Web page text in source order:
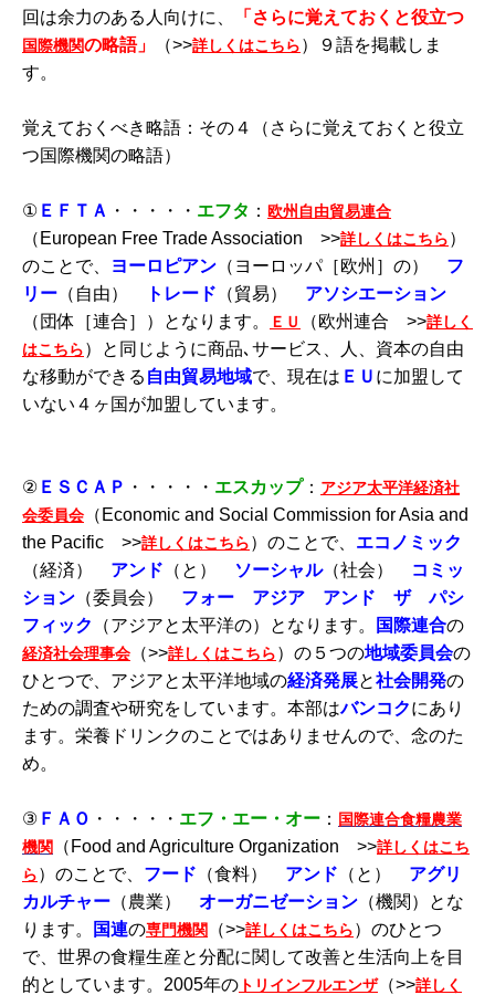
回は余力のある人向けに、
「さらに覚えておくと役立つ
国際機関の略語」 （>>詳しくはこちら）９語を掲載しま
す。
覚えておくべき略語：その４（さらに覚えておくと役立
つ国際機関の略語）
① ＥＦＴＡ ・・・・・ エフタ ： 欧州自由貿易連合
（European Free Trade Association >>詳しくはこちら）
のことで、
ヨーロピアン （ヨーロッパ［欧州］の） フ
リー （自由） トレード （貿易） アソシエーション
（団体［連合］）となります。
ＥＵ （欧州連合 >>詳しく
はこちら）と同じように商品､サービス、人、資本の自由
な移動ができる 自由貿易地域で、現在は ＥＵ に加盟して
いない４ヶ国が加盟しています。
② ＥＳＣＡＰ ・・・・・ エスカップ： アジア太平洋経済社
会委員会 （Economic and Social Commission for Asia and
the Pacific >>詳しくはこちら）のことで、 エコノミック
（経済） アンド （と） ソーシャル（社会）
コミッ
ション （委員会） フォー アジア アンド ザ パシ
フィック
（アジアと太平洋の）となります。 国際連合の
経済社会理事会 （>>詳しくはこちら）の５つの地域委員会の
ひとつで、アジアと太平洋地域の経済発展と社会開発の
ための調査や研究をしています。本部はバンコクにあり
ます。栄養ドリンクのことではありませんので、念のた
め。
③ ＦＡＯ ・・・・・ エフ・エー・オー ： 国際連合食糧農業
機関 （Food and Agriculture Organization >>詳しくはこち
ら）のことで、 フード （食料） アンド （と） アグリ
カルチャー （農業） オーガニゼーション （機関）とな
ります。
国連の専門機関 （>>詳しくはこちら）のひとつ
で、世界の食糧生産と分配に関して改善と生活向上を目
的としています。2005年の トリインフルエンザ（>>詳しく